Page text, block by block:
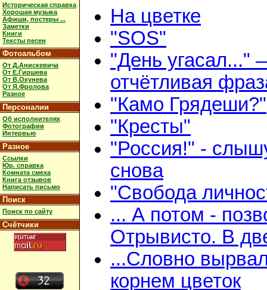
Историческая справка
Хорошая музыка
Афиши, постеры ...
Заметки
Книги
Тексты песен
Фотоальбом
От Д.Анискевича
От Е.Гиршева
От В.Окунева
От Я.Фролова
Разное
Персоналии
Об исполнителях
Фотографии
Интервью
Разное
Ссылки
Юр. справка
Комната смеха
Книга отзывов
Написать письмо
Поиск
Поиск по сайту
Счётчики
На цветке
"SOS"
"День угасал..."
отчётливая
"Камо Грядеши?"
"Кресты"
"Россия!" -
снова
"Свобода
... А потом -
Отрывисто. В
...Словно
корнем цветок